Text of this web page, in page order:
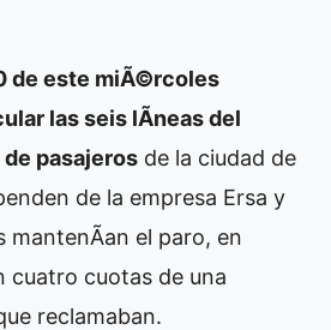
de este miÃ©rcoles
las seis lÃ­neas del
pasajeros de la ciudad de
de la empresa Ersa y
mantenÃ­an el paro, en
cuatro cuotas de una
reclamaban.